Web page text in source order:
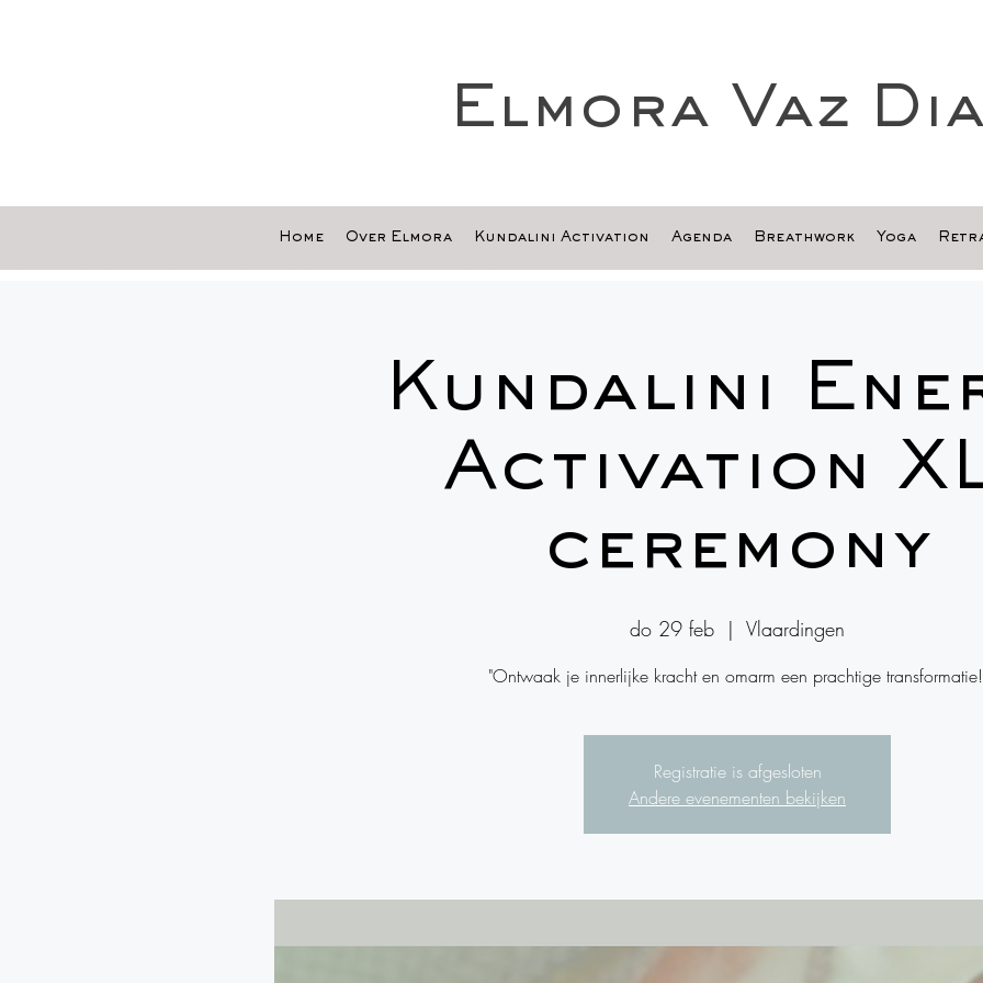
Elmora Vaz
Home Over Elmora Kundalini Activation Agenda Breathwork Yoga
Kundalini
Activation
ceremony
do 29 feb
  |
Vlaardingen
"Ontwaak je innerlijke kracht en omarm een prachtige
Registratie is afgesloten
Andere evenementen bekijken